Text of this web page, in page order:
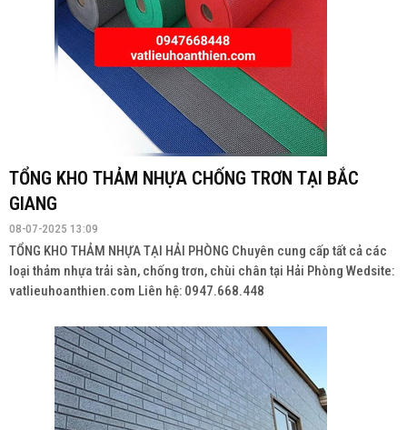
TỔNG KHO THẢM NHỰA CHỐNG TRƠN TẠI BẮC
GIANG
08-07-2025 13:09
TỔNG KHO THẢM NHỰA TẠI HẢI PHÒNG Chuyên cung cấp tất cả các
loại thảm nhựa trải sàn, chống trơn, chùi chân tại Hải Phòng Wedsite:
vatlieuhoanthien.com Liên hệ: 0947.668.448